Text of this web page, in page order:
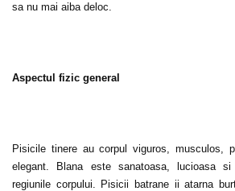
sa nu mai aiba deloc.
Aspectul fizic general
Pisicile tinere au corpul viguros, musculos,
elegant. Blana este sanatoasa, lucioasa
regiunile corpului. Pisicii batrane ii atarna